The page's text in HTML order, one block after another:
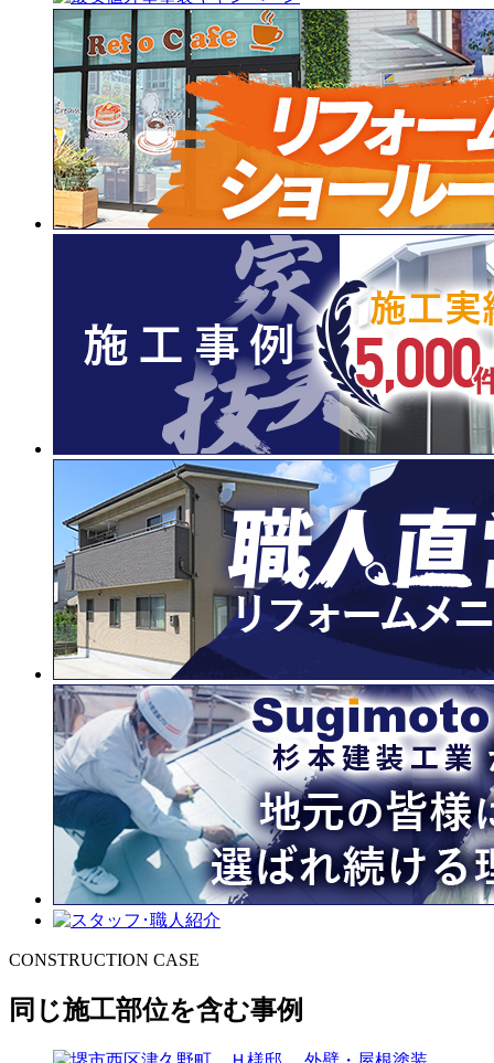
CONSTRUCTION CASE
同じ施工部位を含む事例